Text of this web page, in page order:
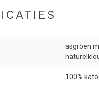
asgroen
100%